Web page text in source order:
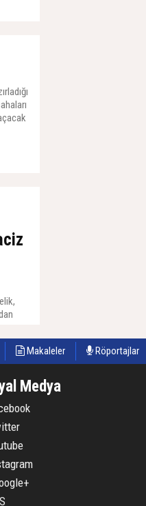
Makaleler Röportajlar
Medya